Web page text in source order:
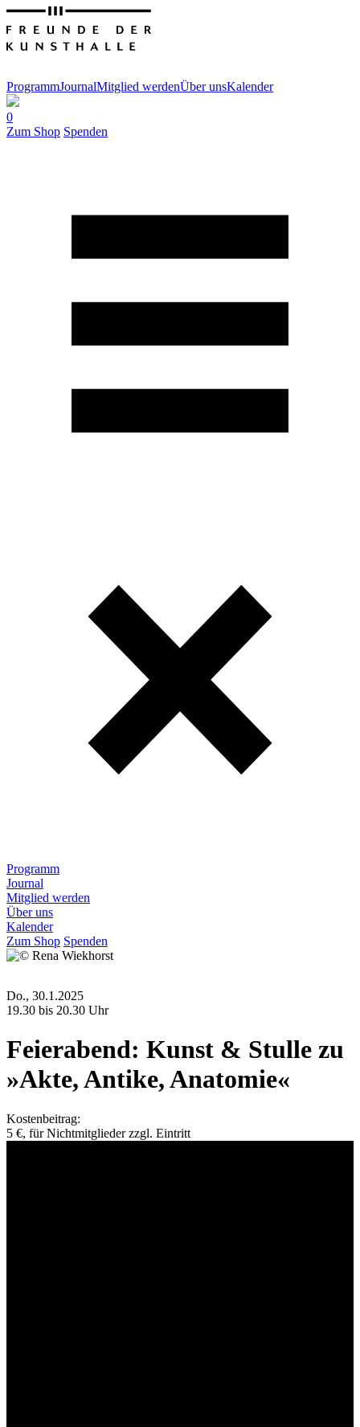
ProgrammJournalMitglied werdenÜber unsKalender
0
Zum Shop Spenden
Programm
Journal
Mitglied werden
Über uns
Kalender
Zum Shop Spenden
Do., 30.1.2025
19.30 bis 20.30 Uhr
Feierabend: Kunst & Stulle zu
»Akte, Antike, Anatomie«
Kostenbeitrag:
5 €, für Nichtmitglieder zzgl. Eintritt